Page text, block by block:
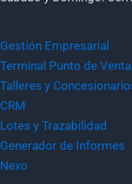
Gestión Empresarial
Terminal Punto de Venta
Talleres y
CRM
Lotes y Trazabilidad
Generador de Informes
Nexo